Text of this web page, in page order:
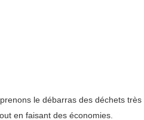
le débarras des déchets
en faisant des économies.